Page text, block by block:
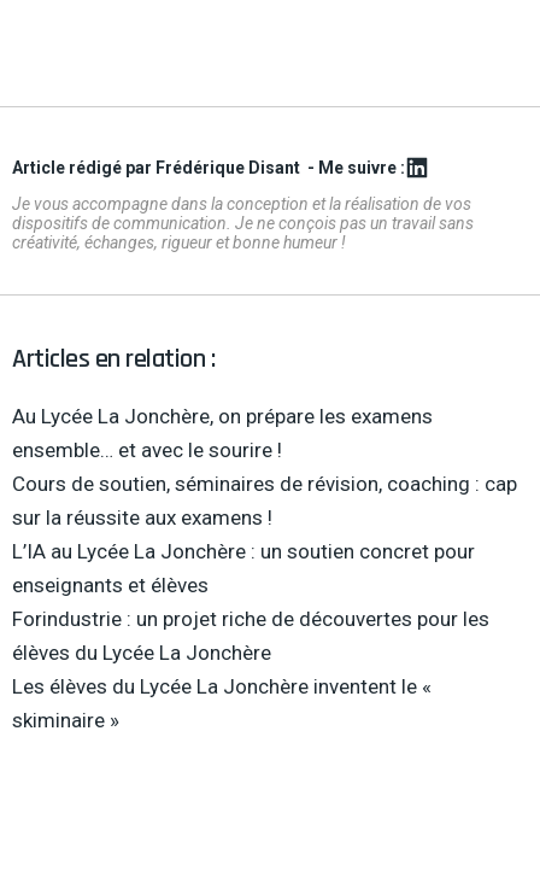
Article rédigé par Frédérique Disant - Me suivre :
Je vous accompagne dans la conception et la réalisation de vos
dispositifs de communication. Je ne conçois pas un travail sans
créativité, échanges, rigueur et bonne humeur !
Articles en relation :
Au Lycée La Jonchère, on prépare les examens
ensemble… et avec le sourire !
Cours de soutien, séminaires de révision, coaching : cap
sur la réussite aux examens !
L’IA au Lycée La Jonchère : un soutien concret pour
enseignants et élèves
Forindustrie : un projet riche de découvertes pour les
élèves du Lycée La Jonchère
Les élèves du Lycée La Jonchère inventent le «
skiminaire »